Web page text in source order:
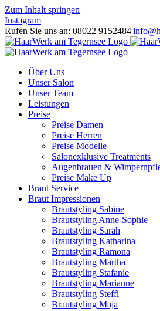
Zum Inhalt springen
Instagram
Rufen Sie uns an: 08022 9152484|
Über Uns
Unser Salon
Unser Team
Leistungen
Preise
Preise Damen
Preise Herren
Preise Modelle
Salonexklusive Treatments
Augenbrauen &
Preise Make Up
Braut Service
Braut Impressionen
Brautstyling Sabine
Brautstyling Anne-Sophie
Brautstyling Sarah
Brautstyling Katharina
Brautstyling Ramona
Brautstyling Martha
Brautstyling Stafanie
Brautstyling Marianne
Brautstyling Steffi
Brautstyling Maja